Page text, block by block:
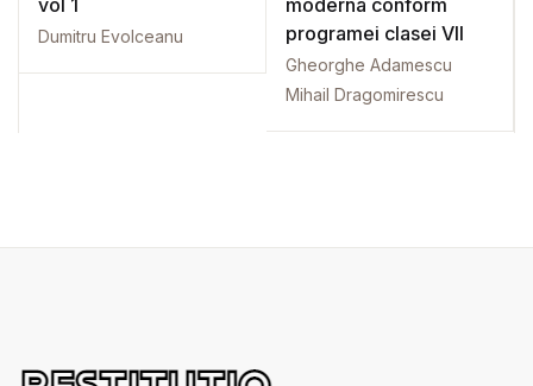
Dumitru Evolceanu
programei clasei VII
Gheorghe Adamescu
Mihail Dragomirescu